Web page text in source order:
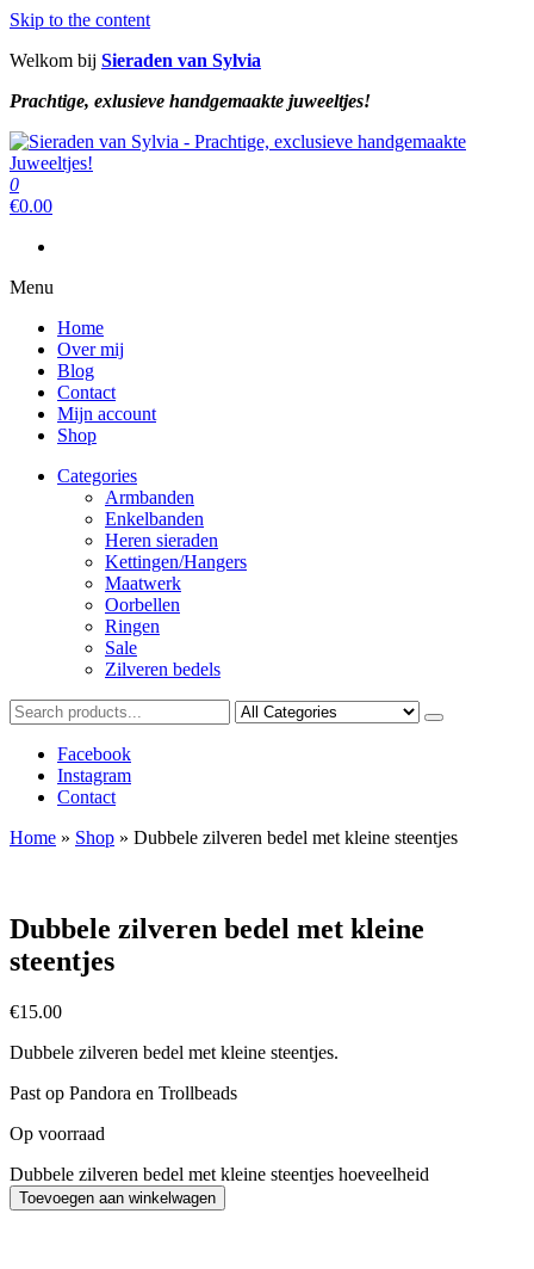
Skip to the content
Welkom bij Sieraden van Sylvia
Prachtige, exlusieve handgemaakte juweeltjes!
Sieraden van Sylvia
Prachtige, exclusieve handgemaakte juweeltjes!
Sieraden van Sylvia
Prachtige, exclusieve handgemaakte juweeltjes!
0
€0.00
Menu
Home
Over mij
Blog
Contact
Mijn account
Shop
Categories
Armbanden
Enkelbanden
Heren sieraden
Kettingen/Hangers
Maatwerk
Oorbellen
Ringen
Sale
Zilveren bedels
Facebook
Instagram
Contact
Home » Shop » Dubbele zilveren bedel met kleine steentjes
Dubbele zilveren bedel met kleine
steentjes
€15.00
Dubbele zilveren bedel met kleine steentjes.
Past op Pandora en Trollbeads
Op voorraad
Dubbele zilveren bedel met kleine steentjes hoeveelheid
Toevoegen aan winkelwagen